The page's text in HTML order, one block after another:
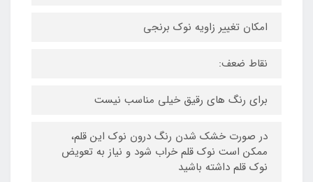
امکان تغییر زاویه نوک برنجی
نقاط ضعف:
برای رنگ های رقیق خیلی مناسب نیست
در صورت خشک شدن رنگ درون نوک این قلم،
ممکن است نوک قلم خراب شود و نیاز به تعویض
نوک قلم داشته باشید